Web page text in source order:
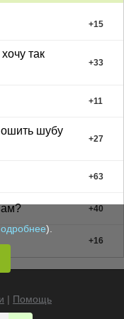
+15
так
+33
+11
шубу
+27
+63
+40
+16
| Помощь
).